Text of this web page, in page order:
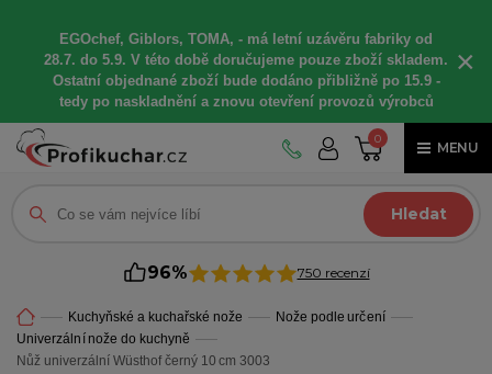
EGOchef, Giblors, TOMA, - má letní uzávěru fabriky od
28.7. do 5.9. V této době doručujeme pouze zboží skladem.
Ostatní objednané zboží bude dodáno přibližně po 15.9 -
tedy po naskladnění a znovu otevření provozů výrobců
×
0
MENU
Hledat
96% 750 recenzí
Kuchyňské a kuchařské nože
Nože podle určení
Univerzální nože do kuchyně
Nůž univerzální Wüsthof černý 10 cm 3003